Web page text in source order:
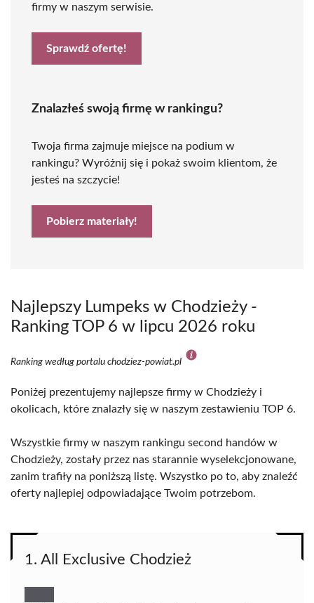
firmy w naszym serwisie.
Sprawdź ofertę!
Znalazłeś swoją firmę w rankingu?
Twoja firma zajmuje miejsce na podium w
rankingu? Wyróżnij się i pokaż swoim klientom, że
jesteś na szczycie!
Pobierz materiały!
Najlepszy Lumpeks w Chodzieży -
Ranking TOP 6 w lipcu 2026 roku
Ranking według portalu chodziez-powiat.pl
Poniżej prezentujemy najlepsze firmy w Chodzieży i
okolicach, które znalazły się w naszym zestawieniu TOP 6.
Wszystkie firmy w naszym rankingu second handów w
Chodzieży, zostały przez nas starannie wyselekcjonowane,
zanim trafiły na poniższą listę. Wszystko po to, aby znaleźć
oferty najlepiej odpowiadające Twoim potrzebom.
1. All Exclusive Chodzież